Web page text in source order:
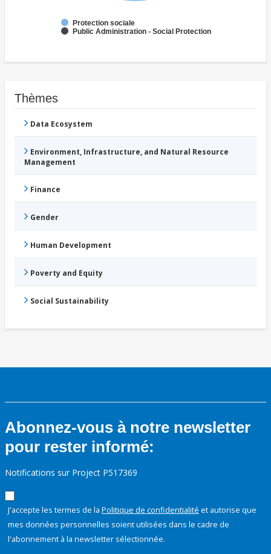
Protection sociale
Public Administration - Social Protection
Thèmes
Data Ecosystem
Environment, Infrastructure, and Natural Resource
Management
Finance
Gender
Human Development
Poverty and Equity
Social Sustainability
Abonnez-vous à notre newsletter
pour rester informé:
Notifications sur Project P517369
J'accepte les termes de la Politique de confidentialité et autorise que
mes données personnelles soient utilisées dans le cadre de
l'abonnement à la newsletter sélectionnée.